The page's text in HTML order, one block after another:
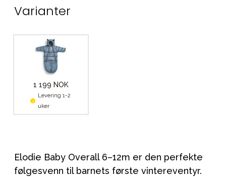
Varianter
1 199 NOK
Levering 1-2
uker
Elodie Baby Overall 6–12m er den perfekte
følgesvenn til barnets første vintereventyr.